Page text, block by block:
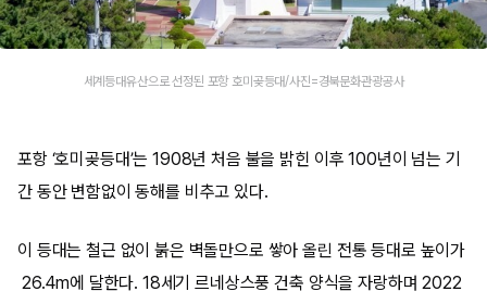
세계등대유산으로 선정된 포항 호미곶등대/사진=경북문화관광공사
포항 ‘호미곶등대’는 1908년 처음 불을 밝힌 이후 100년이 넘는 기
간 동안 변함없이 동해를 비추고 있다.
이 등대는 철근 없이 붉은 벽돌만으로 쌓아 올린 전통 등대로 높이가
26.4m에 달한다. 18세기 르네상스풍 건축 양식을 자랑하며 2022